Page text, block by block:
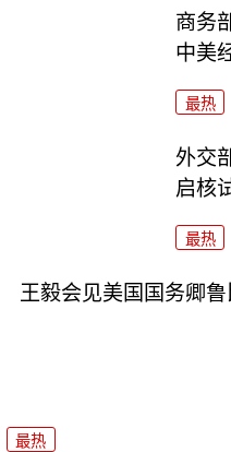
商务
中美
最热
外交
启核
最热
王毅会见美国国务卿鲁
最热